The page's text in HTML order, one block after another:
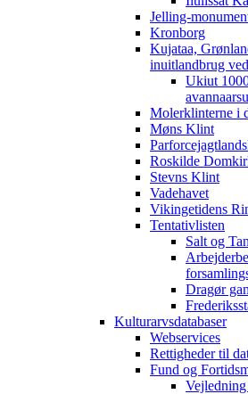
Jelling-
Kronborg
Kujataa,
inuitlandbrug
Ukiut
Molerklinterne i
Møns Klint
Roskilde
Stevns Klint
Vadehavet
Vikingetidens
Tentativlisten
Salt og
Dragør
Kulturarvsdatabaser
Webservices
Rettigheder til
Fund og